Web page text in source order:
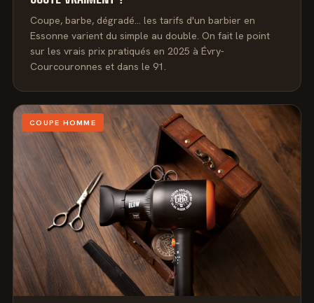
Coupe, barbe, dégradé… les tarifs d'un barbier en
Essonne varient du simple au double. On fait le point
sur les vrais prix pratiqués en 2025 à Évry-
Courcouronnes et dans le 91.
COUPE HOMME